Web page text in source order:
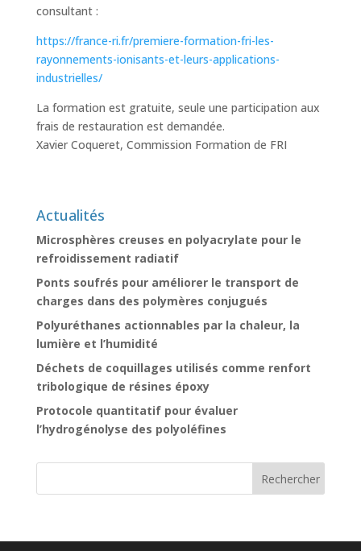
consultant :
https://france-ri.fr/premiere-formation-fri-les-
rayonnements-ionisants-et-leurs-applications-
industrielles/
La formation est gratuite, seule une participation aux
frais de restauration est demandée.
Xavier Coqueret, Commission Formation de FRI
Actualités
Microsphères creuses en polyacrylate pour le
refroidissement radiatif
Ponts soufrés pour améliorer le transport de
charges dans des polymères conjugués
Polyuréthanes actionnables par la chaleur, la
lumière et l’humidité
Déchets de coquillages utilisés comme renfort
tribologique de résines époxy
Protocole quantitatif pour évaluer
l’hydrogénolyse des polyoléfines